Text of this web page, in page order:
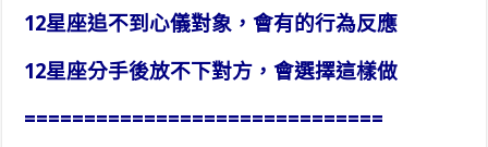
12星座追不到心儀對象，會有的行為反應
12星座分手後放不下對方，會選擇這樣做
==============================